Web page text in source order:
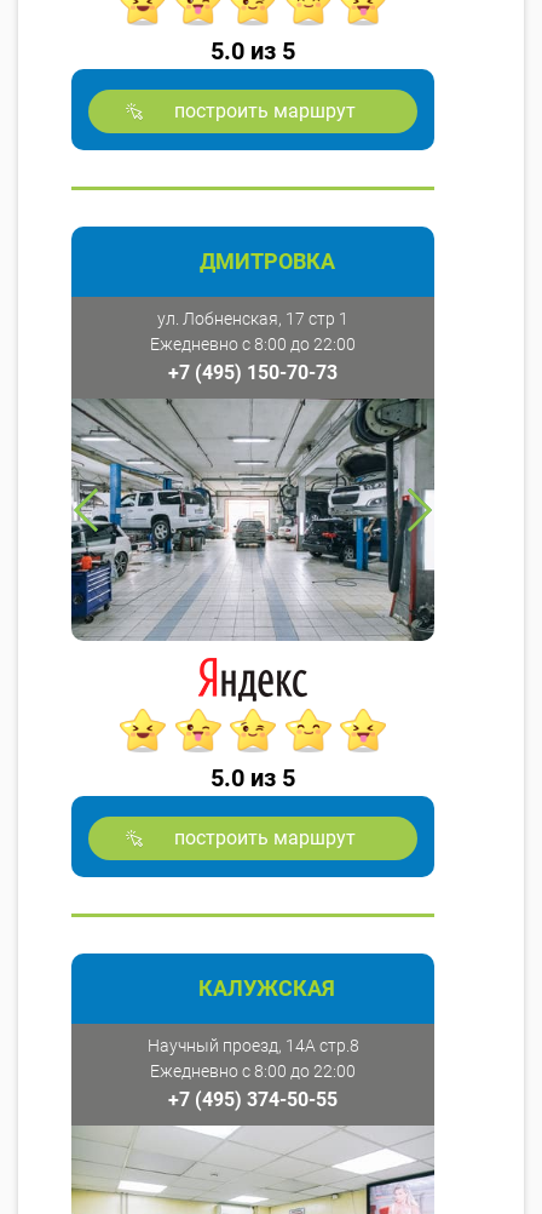
5.0 из 5
построить маршрут
ДМИТРОВКА
ул. Лобненская, 17 стр 1
Ежедневно с 8:00 до 22:00
+7 (495) 150-70-73
5.0 из 5
построить маршрут
КАЛУЖСКАЯ
Научный проезд, 14А стр.8
Ежедневно с 8:00 до 22:00
+7 (495) 374-50-55